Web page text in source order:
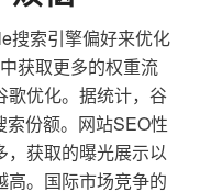
搜索引擎偏好来优化
获取更多的权重流
歌优化。据统计，谷
份额。网站SEO性
，获取的曝光展示以
高。国际市场竞争的